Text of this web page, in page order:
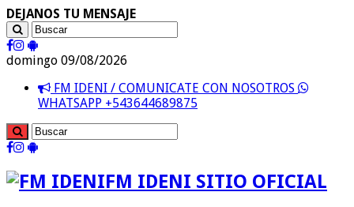
DEJANOS TU MENSAJE
domingo 09/08/2026
FM IDENI / COMUNICATE CON NOSOTROS
WHATSAPP +543644689875
FM IDENI SITIO OFICIAL